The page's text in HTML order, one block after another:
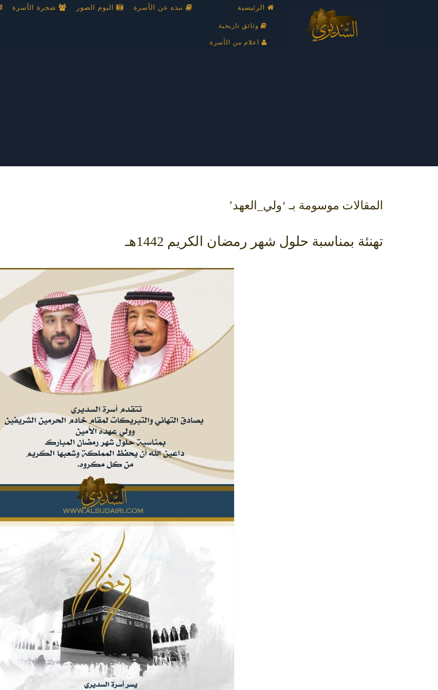
الرئيسية
وثائق تاريخية
اعلام من الأسرة
نبذه عن الأسرة البوم الصور شجرة الأسرة
المقالات موسومة بـ ‘ولي_العهد’
تهنئة بمناسبة حلول شهر رمضان الكريم 1442هـ